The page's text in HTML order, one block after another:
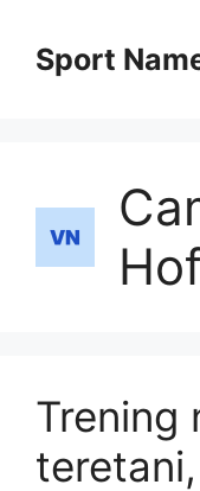
contentSport
Trening